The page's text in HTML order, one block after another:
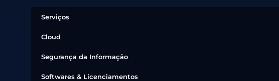
Serviços
Cloud
Segurança da Informação
Softwares & Licenciamentos